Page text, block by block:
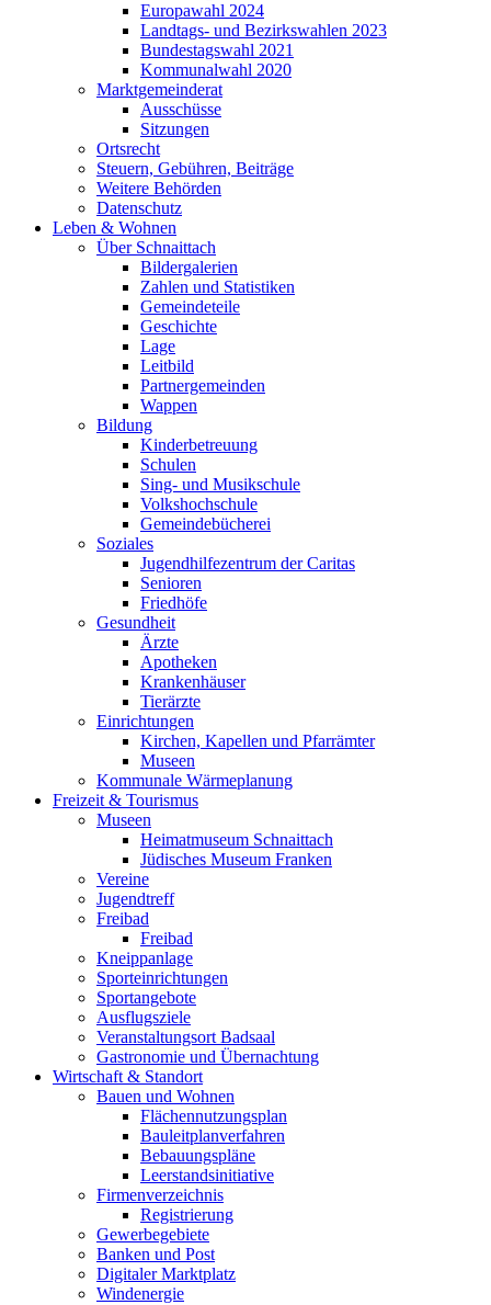
Europawahl 2024
Landtags- und Bezirkswahlen 2023
Bundestagswahl 2021
Kommunalwahl 2020
Marktgemeinderat
Ausschüsse
Sitzungen
Ortsrecht
Steuern, Gebühren, Beiträge
Weitere Behörden
Datenschutz
Leben & Wohnen
Über Schnaittach
Bildergalerien
Zahlen und Statistiken
Gemeindeteile
Geschichte
Lage
Leitbild
Partnergemeinden
Wappen
Bildung
Kinderbetreuung
Schulen
Sing- und Musikschule
Volkshochschule
Gemeindebücherei
Soziales
Jugendhilfezentrum der Caritas
Senioren
Friedhöfe
Gesundheit
Ärzte
Apotheken
Krankenhäuser
Tierärzte
Einrichtungen
Kirchen, Kapellen und Pfarrämter
Museen
Kommunale Wärmeplanung
Freizeit & Tourismus
Museen
Heimatmuseum Schnaittach
Jüdisches Museum Franken
Vereine
Jugendtreff
Freibad
Freibad
Kneippanlage
Sporteinrichtungen
Sportangebote
Ausflugsziele
Veranstaltungsort Badsaal
Gastronomie und Übernachtung
Wirtschaft & Standort
Bauen und Wohnen
Flächennutzungsplan
Bauleitplanverfahren
Bebauungspläne
Leerstandsinitiative
Firmenverzeichnis
Registrierung
Gewerbegebiete
Banken und Post
Digitaler Marktplatz
Windenergie